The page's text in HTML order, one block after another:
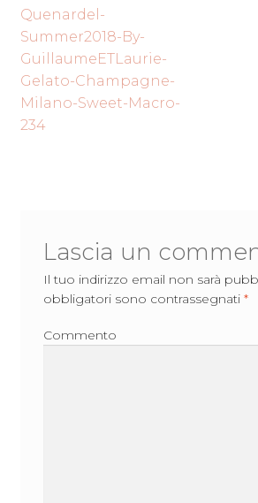
articoli
precedente:
Quenardel-
Summer2018-By-
GuillaumeETLaurie-
Gelato-Champagne-
Milano-Sweet-Macro-
234
Lascia un
Il tuo indirizzo email non sarà
obbligatori sono contrassegnati *
Commento